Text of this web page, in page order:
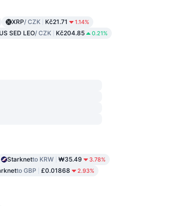
XRP/ CZK Kč21.71 1.14%
SED LEO/ CZK Kč204.85 0.21%
Starknetto KRW ₩35.49 3.78%
to GBP £0.01868 2.93%